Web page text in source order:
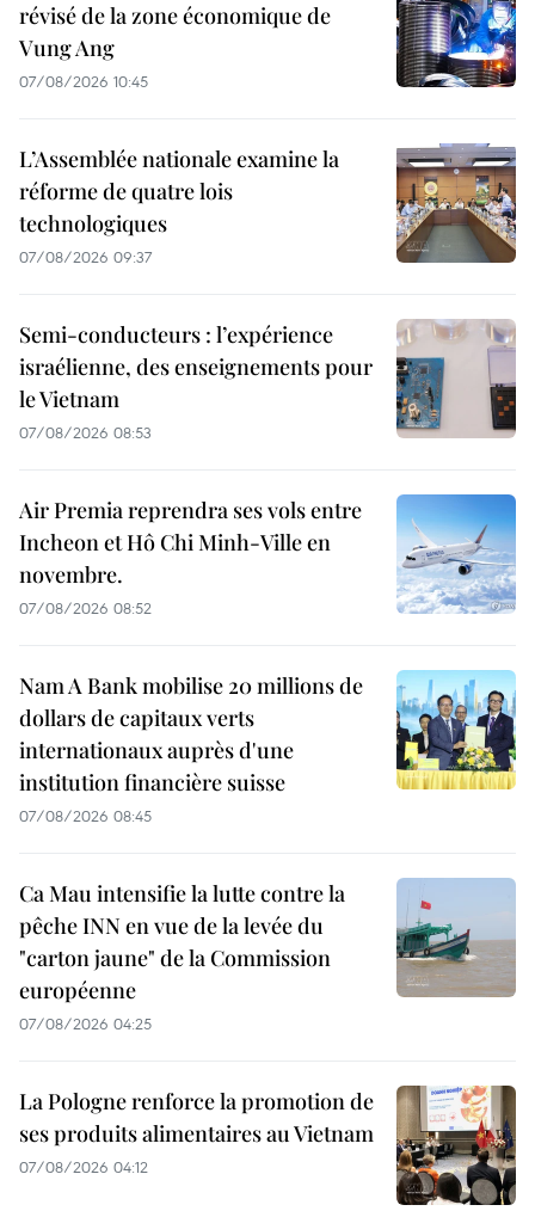
révisé de la zone économique de
Vung Ang
07/08/2026 10:45
L’Assemblée nationale examine la
réforme de quatre lois
technologiques
07/08/2026 09:37
Semi-conducteurs : l’expérience
israélienne, des enseignements pour
le Vietnam
07/08/2026 08:53
Air Premia reprendra ses vols entre
Incheon et Hô Chi Minh-Ville en
novembre.
07/08/2026 08:52
Nam A Bank mobilise 20 millions de
dollars de capitaux verts
internationaux auprès d'une
institution financière suisse
07/08/2026 08:45
Ca Mau intensifie la lutte contre la
pêche INN en vue de la levée du
"carton jaune" de la Commission
européenne
07/08/2026 04:25
La Pologne renforce la promotion de
ses produits alimentaires au Vietnam
07/08/2026 04:12